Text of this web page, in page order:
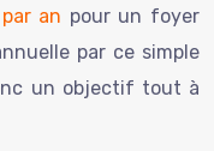
an pour un foyer
par ce simple
un objectif tout à